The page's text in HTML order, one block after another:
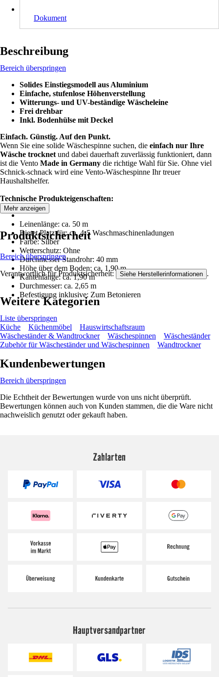
Dokument
Beschreibung
Bereich überspringen
Solides Einstiegsmodell aus Aluminium
Einfache, stufenlose Höhenverstellung
Witterungs- und UV-beständige Wäscheleine
Frei drehbar
Inkl. Bodenhülse mit Deckel
Einfach. Günstig. Auf den Punkt.
Wenn Sie eine solide Wäschespinne suchen, die einfach nur Ihre
Wäsche trocknet und dabei dauerhaft zuverlässig funktioniert, dann
ist die Vento Made in Germany die richtige Wahl für Sie. Ohne viel
Schnick-schnack wird eine Vento-Wäschespinne Ihr treuer
Haushaltshelfer.
Technische Produkteigenschaften:
Leinenlänge: ca. 50 m
Bietet Platz für: ca. 4-5 Waschmaschinenladungen
Farbe: Silber
Wetterschutz: Ohne
Durchmesser Standrohr: 40 mm
Höhe über dem Boden: ca. 1,90 m
Kantenlänge: ca. 1,90 m
Durchmesser: ca. 2,65 m
Befestigung inklusive: Zum Betonieren
Mehr anzeigen
Produktsicherheit
Bereich überspringen
Verantwortlich für Produktsicherheit: Siehe Herstellerinformationen .
Weitere Kategorien
Liste überspringen
Küche
Küchenmöbel
Hauswirtschaftsraum
Wäscheständer & Wandtrockner
Wäschespinnen
Wäscheständer
Zubehör für Wäscheständer und Wäschespinnen
Wandtrockner
Kundenbewertungen
Bereich überspringen
Die Echtheit der Bewertungen wurde von uns nicht überprüft.
Bewertungen können auch von Kunden stammen, die die Ware nicht
nachweislich genutzt oder gekauft haben.
Zahlarten
Hauptversandpartner